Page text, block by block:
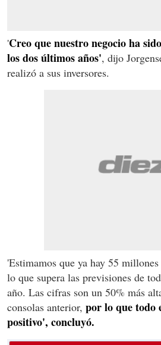
'Creo que nuestro negocio ha
los dos últimos años', dijo
realizó a sus inversores.
'Estimamos que ya hay 55
lo que supera las previsiones de
año. Las cifras son un 50% más
consolas anterior, por lo que todo
positivo', concluyó.